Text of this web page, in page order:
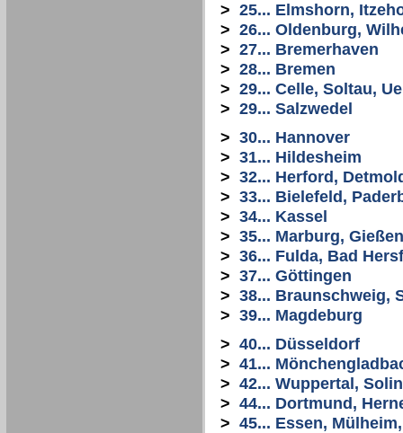
> 25... Elmshorn,
> 26... Oldenburg,
> 27... Bremerhaven
> 28... Bremen
> 29... Celle, Soltau,
> 29... Salzwedel
> 30... Hannover
> 31... Hildesheim
> 32... Herford,
> 33... Bielefeld,
> 34... Kassel
> 35... Marburg,
> 36... Fulda, Bad
> 37... Göttingen
> 38... Braunschweig,
> 39... Magdeburg
> 40... Düsseldorf
> 41...
> 42... Wuppertal,
> 44... Dortmund,
> 45... Essen,